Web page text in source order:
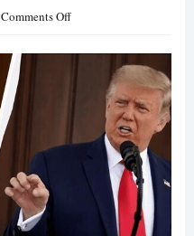
Comments Off